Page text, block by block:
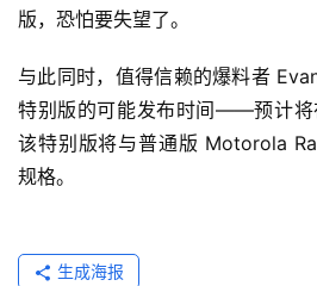
版，恐怕要失望了。
与此同时，值得信赖的爆料者
特别版的可能发布时间——预计将
该特别版将与普通版 Motorola
规格。
生成海报